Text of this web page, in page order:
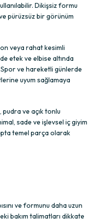
Dikişsiz formu
pürüzsüz bir görünüm
veya rahat kesimli
etek ve elbise altında
ve hareketli günlerde
uyum sağlamaya
ve açık tonlu
sade ve işlevsel iç giyim
temel parça olarak
ve formunu daha uzun
bakım talimatları dikkate